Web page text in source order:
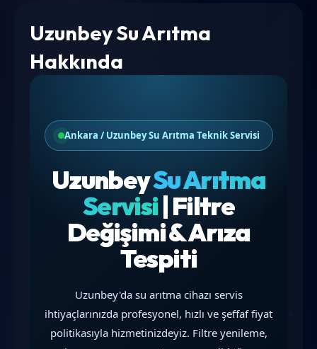
Uzunbey Su Arıtma
Hakkında
Ankara / Uzunbey Su Arıtma Teknik Servisi
UzunbeySu Arıtma
Servisi| Filtre
Değişimi & Arıza
Tespiti
Uzunbey'da su arıtma cihazı servis
ihtiyaçlarınızda profesyonel, hızlı ve şeffaf fiyat
politikasıyla hizmetinizdeyiz. Filtre yenileme,